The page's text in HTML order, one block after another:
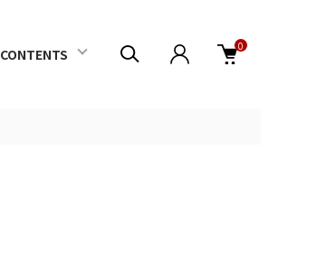
CONTENTS 0